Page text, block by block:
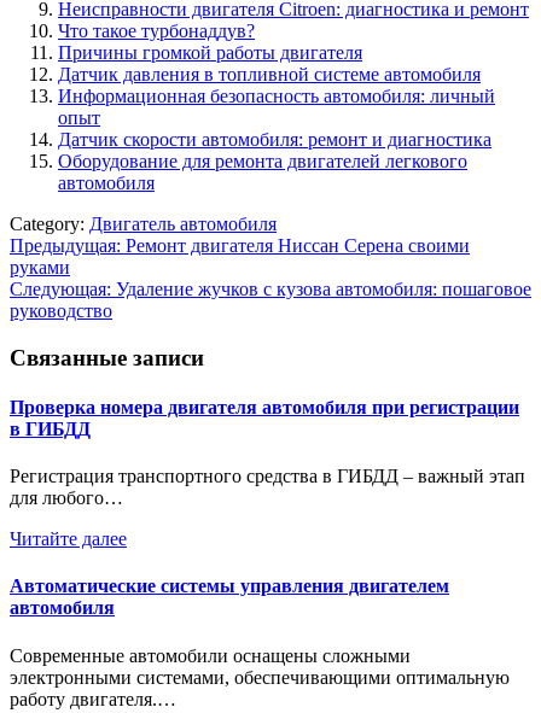
Неисправности двигателя Citroen: диагностика и ремонт
Что такое турбонаддув?
Причины громкой работы двигателя
Датчик давления в топливной системе автомобиля
Информационная безопасность автомобиля: личный
опыт
Датчик скорости автомобиля: ремонт и диагностика
Оборудование для ремонта двигателей легкового
автомобиля
Category: Двигатель автомобиля
Навигация
по
записям
Предыдущая: Ремонт двигателя Ниссан Серена своими
руками
Следующая: Удаление жучков с кузова автомобиля: пошаговое
руководство
Связанные записи
Проверка номера двигателя автомобиля при регистрации
в ГИБДД
Регистрация транспортного средства в ГИБДД – важный этап
для любого…
Читайте далее
Автоматические системы управления двигателем
автомобиля
Современные автомобили оснащены сложными
электронными системами, обеспечивающими оптимальную
работу двигателя.…